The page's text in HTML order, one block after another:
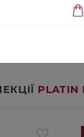
PLATIN